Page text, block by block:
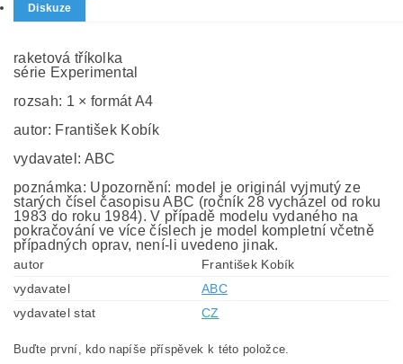
Diskuze
raketová tříkolka
série Experimental
rozsah: 1 × formát A4
autor: František Kobík
vydavatel: ABC
poznámka: Upozornění: model je originál vyjmutý ze
starých čísel časopisu ABC (ročník 28 vycházel od roku
1983 do roku 1984). V případě modelu vydaného na
pokračování ve více číslech je model kompletní včetně
případných oprav, není-li uvedeno jinak.
autor
František Kobík
vydavatel
ABC
vydavatel stat
CZ
Buďte první, kdo napíše příspěvek k této položce.